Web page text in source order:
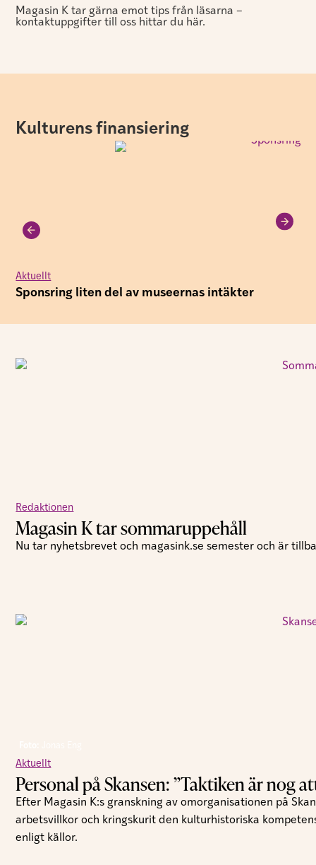
Magasin K tar gärna emot tips från läsarna –
kontaktuppgifter till oss hittar du här.
Kulturens finansiering
Aktuellt
Sponsring liten del av museernas intäkter
Redaktionen
Magasin K tar sommaruppehåll
Nu tar nyhetsbrevet och magasink.se semester och är
Aktuellt
Personal på Skansen: ”Taktiken är nog
Efter Magasin K:s granskning av omorganisationen på
arbetsvillkor och kringskurit den kulturhistoriska
enligt källor.